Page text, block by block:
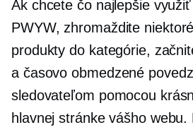
Ak chcete čo najlepšie
PWYW, zhromaždite
produkty do kategórie,
a časovo obmedzené
sledovateľom pomocou
hlavnej stránke vášho